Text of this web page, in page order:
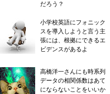
だろう？
小学校英語にフォニック
スを導入しようと言う主
張には、根拠にできるエ
ビデンスがあるよ
高橋洋一さんにも時系列
データの相関係数はあて
にならないことをいいか